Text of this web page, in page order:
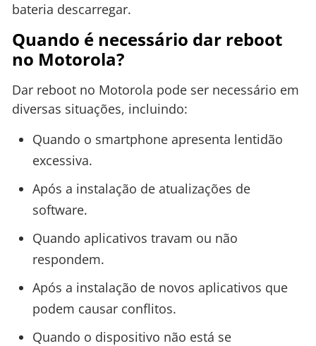
bateria descarregar.
Quando é necessário dar reboot
no Motorola?
Dar reboot no Motorola pode ser necessário em
diversas situações, incluindo:
Quando o smartphone apresenta lentidão
excessiva.
Após a instalação de atualizações de
software.
Quando aplicativos travam ou não
respondem.
Após a instalação de novos aplicativos que
podem causar conflitos.
Quando o dispositivo não está se